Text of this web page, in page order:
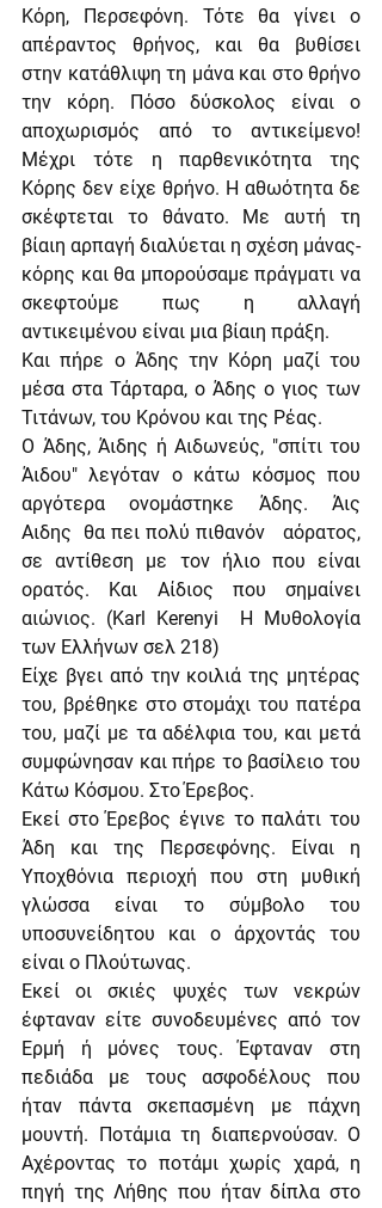
Κόρη, Περσεφόνη. Τότε θα γίνει ο
απέραντος θρήνος, και θα βυθίσει
στην κατάθλιψη τη μάνα και στο θρήνο
την κόρη. Πόσο δύσκολος είναι ο
αποχωρισμός από το αντικείμενο!
Μέχρι τότε η παρθενικότητα της
Κόρης δεν είχε θρήνο. Η αθωότητα δε
σκέφτεται το θάνατο. Με αυτή τη
βίαιη αρπαγή διαλύεται η σχέση μάνας-
κόρης και θα μπορούσαμε πράγματι να
σκεφτούμε πως η αλλαγή
αντικειμένου είναι μια βίαιη πράξη.
Και πήρε ο Άδης την Κόρη μαζί του
μέσα στα Τάρταρα, ο Άδης ο γιος των
Τιτάνων, του Κρόνου και της Ρέας.
Ο Άδης, Άιδης ή Αιδωνεύς, "σπίτι του
Άιδου" λεγόταν ο κάτω κόσμος που
αργότερα ονομάστηκε Άδης. Άις
Αιδης  θα πει πολύ πιθανόν   αόρατος,
σε αντίθεση με τον ήλιο που είναι
ορατός. Και Αίδιος που σημαίνει
αιώνιος. (Karl Kerenyi  Η Μυθολογία
των Ελλήνων σελ 218)
Είχε βγει από την κοιλιά της μητέρας
του, βρέθηκε στο στομάχι του πατέρα
του, μαζί με τα αδέλφια του, και μετά
συμφώνησαν και πήρε το βασίλειο του
Κάτω Κόσμου. Στο Έρεβος.
Εκεί στο Έρεβος έγινε το παλάτι του
Άδη και της Περσεφόνης. Είναι η
Υποχθόνια περιοχή που στη μυθική
γλώσσα είναι το σύμβολο του
υποσυνείδητου και ο άρχοντάς του
είναι ο Πλούτωνας.
Εκεί οι σκιές ψυχές των νεκρών
έφταναν είτε συνοδευμένες από τον
Ερμή ή μόνες τους. Έφταναν στη
πεδιάδα με τους ασφοδέλους που
ήταν πάντα σκεπασμένη με πάχνη
μουντή. Ποτάμια τη διαπερνούσαν. Ο
Αχέροντας το ποτάμι χωρίς χαρά, η
πηγή της Λήθης που ήταν δίπλα στο